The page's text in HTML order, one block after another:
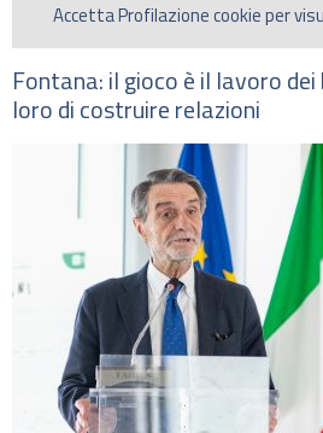
AccettaProfilazionecookie per
Fontana: il gioco è il lavoro
loro di costruire relazioni